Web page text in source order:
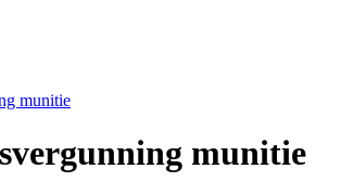
munitie
munitie